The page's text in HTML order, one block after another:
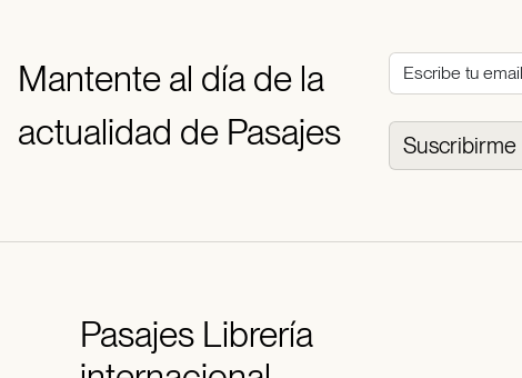
Mantente al día de la
actualidad de Pasajes
Suscribirme
PasajesLibrería